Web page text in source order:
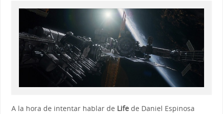
A la hora de intentar hablar de Lifede Daniel Espinosa